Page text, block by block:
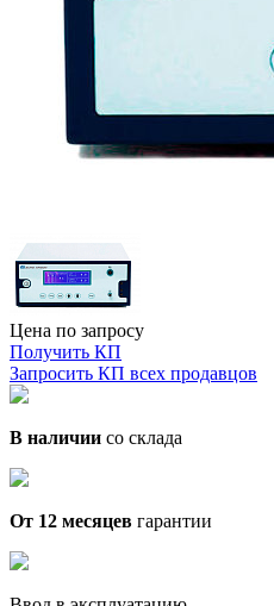
Цена по запросу
Получить КП
Запросить КП всех продавцов
В наличии со склада
От 12 месяцев гарантии